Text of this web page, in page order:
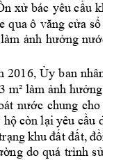
xử bc yêu cầu
qua ô văng cửa sổ
làm ảnh hưởng nước
2016, Ủy ban nhân
m² làm ảnh hưởng
nước chung cho
hộ cn lại yêu cầu d
khu đất đất,
do qu trình sử